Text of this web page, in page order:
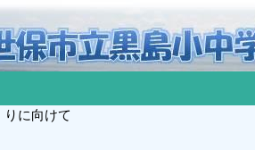
りに向けて